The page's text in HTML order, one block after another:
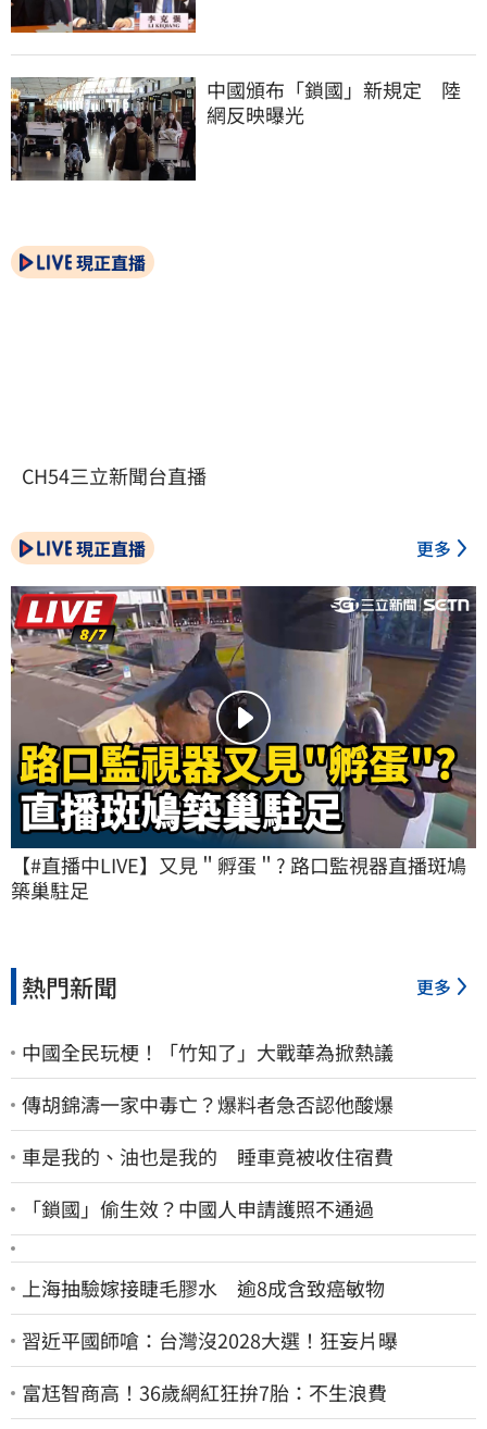
中國頒布「鎖國」新規定　陸
網反映曝光
現正直播
CH54三立新聞台直播
現正直播 更多
【#直播中LIVE】又見＂孵蛋＂? 路口監視器直播斑鳩
築巢駐足
熱門新聞 更多
中國全民玩梗！「竹知了」大戰華為掀熱議
傳胡錦濤一家中毒亡？爆料者急否認他酸爆
車是我的、油也是我的 睡車竟被收住宿費
「鎖國」偷生效？中國人申請護照不通過
上海抽驗嫁接睫毛膠水 逾8成含致癌敏物
習近平國師嗆：台灣沒2028大選！狂妄片曝
富尪智商高！36歲網紅狂拚7胎：不生浪費